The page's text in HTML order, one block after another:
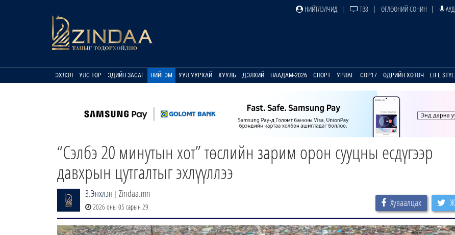
НИЙТЛЭЛЧИД ТВ8 ӨГЛӨӨНИЙ СОНИН
ЭХЛЭЛ УЛС ТӨР ЭДИЙН ЗАСАГ НИЙГЭМ УУЛ УУРХАЙ ХУУЛЬ ДЭЛХИЙ НААДАМ-2026 СПОРТ УРЛАГ COP17 ӨДРИЙН ХӨТӨЧ LIFE
“Сэлбэ 20 минутын хот” төслийн зарим орон сууцны есдүгээр
давхрын цутгалтыг эхлүүллээ
З.Энхлэн | Zindaa.mn
2026 оны 05 сарын 29 Хуваалцах